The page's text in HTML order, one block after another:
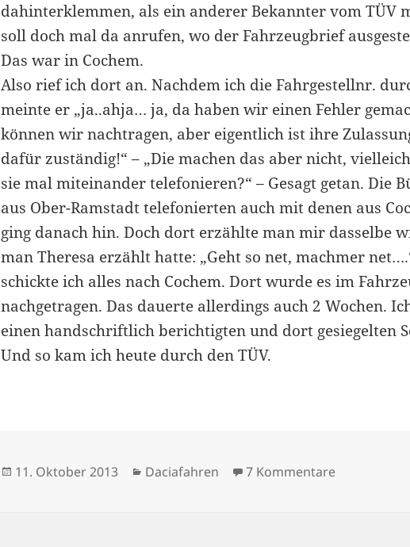
dahinterklemmen, als ein anderer Bekannter vom TÜV
soll doch mal da anrufen, wo der Fahrzeugbrief
Das war in Cochem.
Also rief ich dort an. Nachdem ich die Fahrgestellnr.
meinte er „ja..ahja… ja, da haben wir einen Fehler
können wir nachtragen, aber eigentlich ist ihre
dafür zuständig!“ – „Die machen das aber nicht,
sie mal miteinander telefonieren?“ – Gesagt getan. Die
aus Ober-Ramstadt telefonierten auch mit denen aus
ging danach hin. Doch dort erzählte man mir dasselbe
man Theresa erzählt hatte: „Geht so net, machmer
schickte ich alles nach Cochem. Dort wurde es im
nachgetragen. Das dauerte allerdings auch 2 Wochen.
einen handschriftlich berichtigten und dort gesiegelten
Und so kam ich heute durch den TÜV.
Veröffentlicht
11. Oktober 2013 Kategorien
Daciafahren 7 Kommentarezu